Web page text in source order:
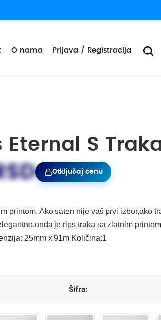
O nama Prijava / Registracija
Eternal S
Otključaj cenu
printom. Ako saten nije vaš prvi izbor,ako
je rips traka sa zlatnim
25mm x 91m Količina:1
Šifra: